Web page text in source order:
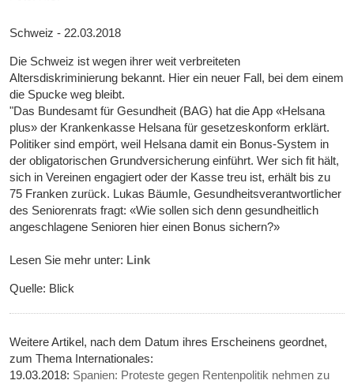
Schweiz - 22.03.2018
Die Schweiz ist wegen ihrer weit verbreiteten
Altersdiskriminierung bekannt. Hier ein neuer Fall, bei dem einem
die Spucke weg bleibt.
"Das Bundesamt für Gesundheit (BAG) hat die App «Helsana
plus» der Krankenkasse Helsana für gesetzeskonform erklärt.
Politiker sind empört, weil Helsana damit ein Bonus-System in
der obligatorischen Grundversicherung einführt. Wer sich fit hält,
sich in Vereinen engagiert oder der Kasse treu ist, erhält bis zu
75 Franken zurück. Lukas Bäumle, Gesundheitsverantwortlicher
des Seniorenrats fragt: «Wie sollen sich denn gesundheitlich
angeschlagene Senioren hier einen Bonus sichern?»
Lesen Sie mehr unter: Link
Quelle: Blick
Weitere Artikel, nach dem Datum ihres Erscheinens geordnet,
zum Thema Internationales:
19.03.2018: Spanien: Proteste gegen Rentenpolitik nehmen zu